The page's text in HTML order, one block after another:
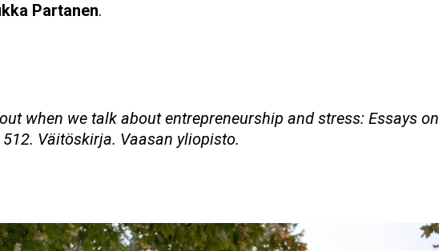
Partanen.
when we talk about entrepreneurship and stress: Essays on
Väitöskirja. Vaasan yliopisto.